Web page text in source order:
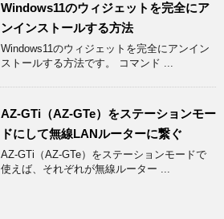
Windows11のウィジェットを完全にア
ンインストールする方法
Windows11のウィジェットを完全にアンイン
ストールする方法です。 コマンド ...
AZ-GTi（AZ-GTe）をステーションモー
ドにして無線LANルーターに繋ぐ
AZ-GTi（AZ-GTe）をステーションモードで
使えば、それぞれが無線ルーター ...